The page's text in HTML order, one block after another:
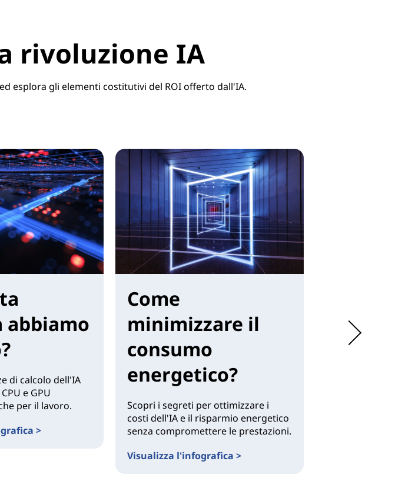
rivoluzione IA
esplora gli elementi costitutivi del ROI offerto dall'IA.
abbiamo
di calcolo dell'IA
e GPU
per il lavoro.
>
Come
minimizzare il
consumo
energetico?
Scopri i segreti per ottimizzare i
costi dell'IA e il risparmio energetico
senza compromettere le prestazioni.
Visualizza l'infografica >
più dal
center?